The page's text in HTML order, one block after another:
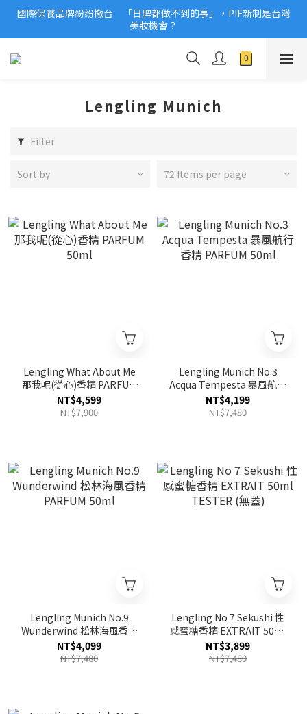
2026美妝小樣、試用品變少？PIF化妝品身分證7月上路！消費者
必懂5觀念
國際保養品牌紛紛撤台　「日牌都做不到的事」，PIF新制是台灣
美妝機會？
2026美妝小樣、試用品變少？PIF化妝品身分證7月上路！消費者
Lengling Munich
Filter
Sort by 72 Items per page
Lengling What About Me
那我呢(從心)香精 PARFUM
50ml
NT$4,599
NT$7,900
Lengling Munich No.3
Acqua Tempesta 暴風航行
香精 PARFUM 50ml
NT$4,199
NT$7,480
Lengling Munich No.9
Wunderwind 松林海風香精
PARFUM 50ml
NT$4,099
NT$7,480
Lengling No 7 Sekushi 性
感蜜糖香精 EXTRAIT 50ml
TESTER (無蓋)
NT$3,899
NT$7,480